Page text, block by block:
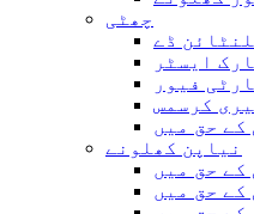
چھٹی
ڈے
ایسٹر
فیور
کرسمس
کے حق میں
نیاپن کھلونے
کے حق میں
کے حق میں